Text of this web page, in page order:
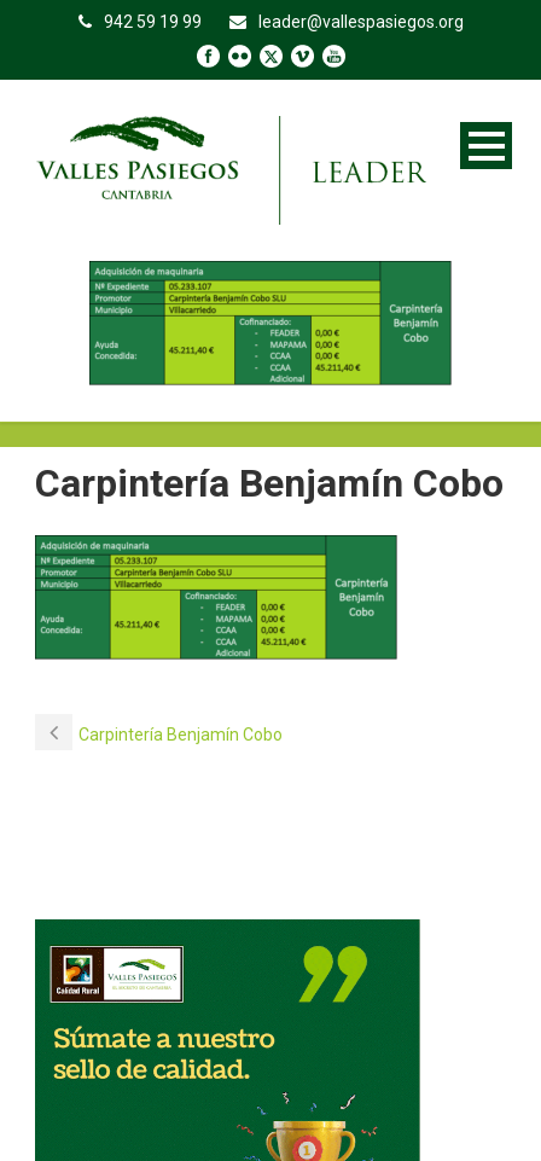
942 59 19 99 leader@vallespasiegos.org
Carpintería Benjamín Cobo
Carpintería Benjamín Cobo